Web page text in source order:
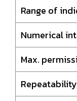
Range of
Numerical
Max.